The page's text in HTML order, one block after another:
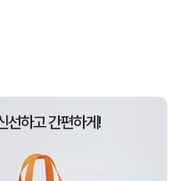
08-07
선하고 간편하게!